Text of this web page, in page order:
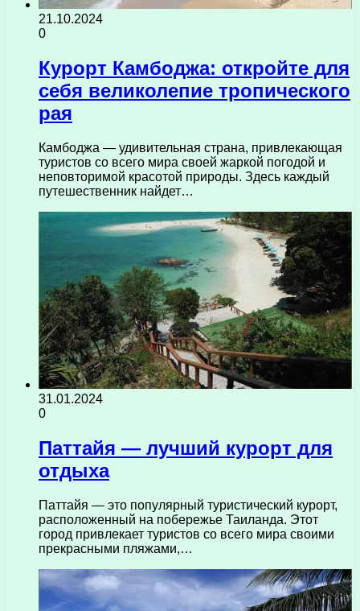
21.10.2024
0
Курорт Камбоджа: откройте для
себя великолепие тропического
рая
Камбоджа — удивительная страна, привлекающая
туристов со всего мира своей жаркой погодой и
неповторимой красотой природы. Здесь каждый
путешественник найдет…
31.01.2024
0
Паттайя — лучший курорт для
отдыха
Паттайя — это популярный туристический курорт,
расположенный на побережье Таиланда. Этот
город привлекает туристов со всего мира своими
прекрасными пляжами,…